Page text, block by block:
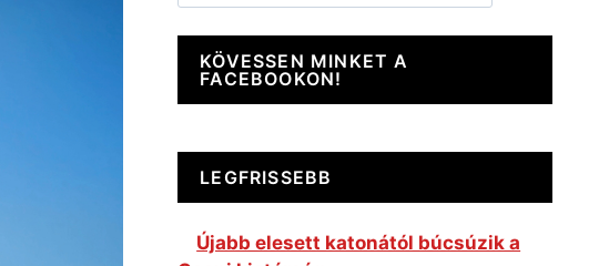
KÖVESSEN MINKET A
FACEBOOKON!
LEGFRISSEBB
Újabb elesett katonától búcsúzik a